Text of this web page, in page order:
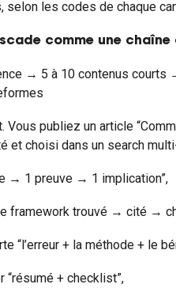
les codes de chaque
comme une chaîne
→ 5 à 10 contenus
Vous publiez un article
et choisi dans un search
→ 1 preuve → 1 implication”,
framework trouvé → cité →
“l’erreur + la méthode + le
“résumé + checklist”,